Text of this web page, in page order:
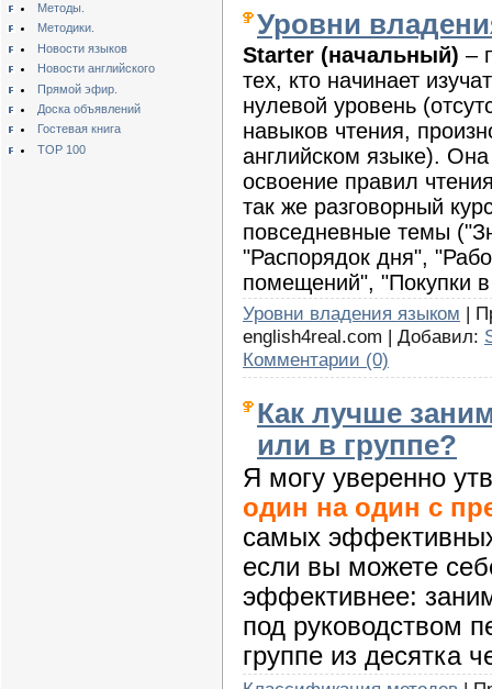
Методы.
Методики.
Новости языков
Новости английского
Прямой эфир.
Доска объявлений
Гостевая книга
TOP 100
Уровни
Starter (начальный) –
тех, кто начинает
нулевой уровень
навыков чтения,
английском языке).
освоение правил
так же разговорный
повседневные темы
"Распорядок дня",
помещений", "Покупки
Уровни владения языком |
english4real.com | Добавил:
Комментарии (0)
Как лучше
или в группе?
Я могу уверенно
один на один с
самых
если вы можете
эффективнее:
под руководством
группе из десятка